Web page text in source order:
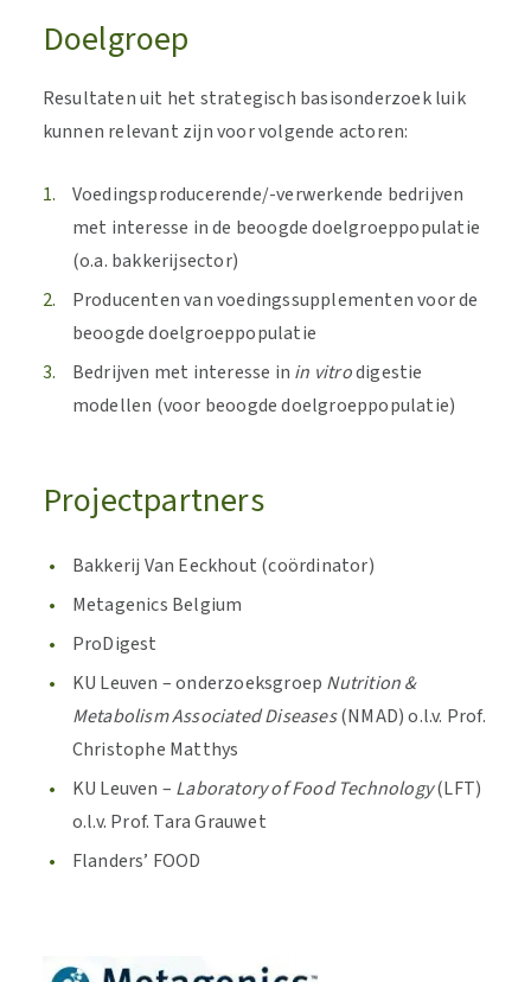
Doelgroep
Resultaten uit het strategisch basisonderzoek luik
kunnen relevant zijn voor volgende actoren:
Voedingsproducerende/-verwerkende bedrijven
met interesse in de beoogde doelgroeppopulatie
(o.a. bakkerijsector)
Producenten van voedingssupplementen voor de
beoogde doelgroeppopulatie
Bedrijven met interesse in in vitrodigestie
modellen (voor beoogde doelgroeppopulatie)
Projectpartners
Bakkerij Van Eeckhout (coördinator)
Metagenics Belgium
ProDigest
KU Leuven – onderzoeksgroep Nutrition &
Metabolism Associated Diseases(NMAD) o.l.v. Prof.
Christophe Matthys
KU Leuven – Laboratory of Food Technology(LFT)
o.l.v. Prof. Tara Grauwet
Flanders’ FOOD